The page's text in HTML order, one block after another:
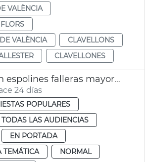
VALÈNCIA
VALÈNCIA
CLAVELLONS
CLAVELLONES
Adjudicación espolines falleras mayores València 2027 y 2028
24 días
POPULARES
TODAS LAS AUDIENCIAS
EN PORTADA
TEMÁTICA
NORMAL